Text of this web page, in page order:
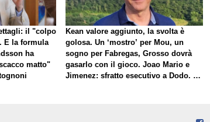
il "colpo
E la formula
ha
matto"
Kean valore aggiunto, la svolta è
golosa. Un ‘mostro’ per Mou, un
sogno per Fabregas, Grosso dovrà
gasarlo con il gioco. Joao Mario e
Jimenez: sfratto esecutivo a Dodo. E